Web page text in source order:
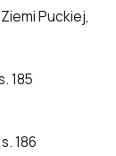
Puckiej,
185
186